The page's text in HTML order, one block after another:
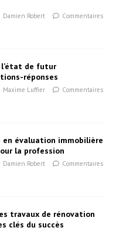
Damien Robert
Commentaires
l’état de futur
réponses
Maxime Luffier
Commentaires
en évaluation immobilière
la profession
Damien Robert
Commentaires
travaux de rénovation
clés du succès